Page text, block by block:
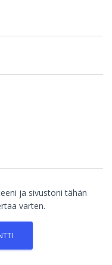
ja sivustoni tähän
varten.